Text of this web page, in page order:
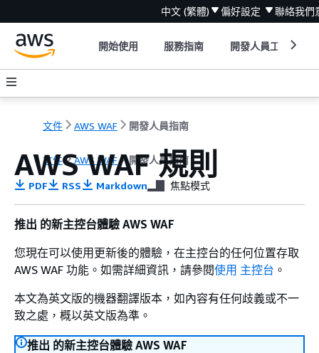
中文 (繁體) 偏好設定 聯絡我們
開始使用 服務指南 開發人員工具
文件 AWS WAF 開發人員指南
文件 AWS WAF 開發人員指南
AWS WAF 規則
PDF RSS Markdown 焦點模式
推出 的新主控台體驗 AWS WAF
您現在可以使用更新後的體驗，在主控台的任何位置存取
AWS WAF 功能。如需詳細資訊，請參閱使用 主控台 。
本文為英文版的機器翻譯版本，如內容有任何歧義或不一
致之處，概以英文版為準。
推出 的新主控台體驗 AWS WAF